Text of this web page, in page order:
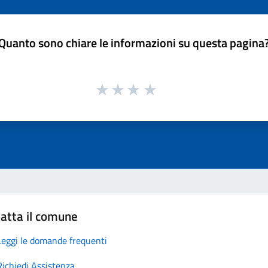
sono chiare le informazioni su questa
il comune
le domande frequenti